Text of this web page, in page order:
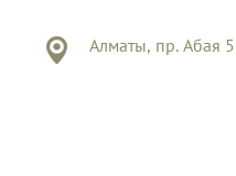
Алматы, пр. Абая